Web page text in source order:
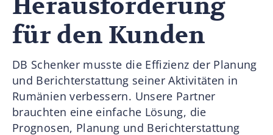
Herausforderung
für den Kunden
DB Schenker musste die Effizienz der Planung
und Berichterstattung seiner Aktivitäten in
Rumänien verbessern. Unsere Partner
brauchten eine einfache Lösung, die
Prognosen, Planung und Berichterstattung